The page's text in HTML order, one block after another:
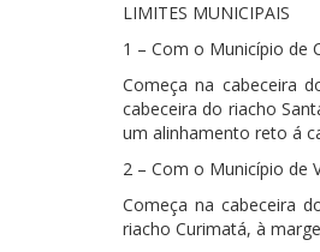
LIMITES MUNICIPAIS
1 – Com o Município de
Começa na cabeceira
cabeceira do riacho
um alinhamento reto á
2 – Com o Município de
Começa na cabeceira
riacho Curimatá, à